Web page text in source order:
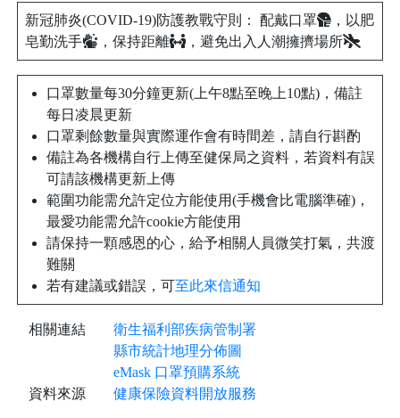
新冠肺炎(COVID-19)防護教戰守則： 配戴口罩
，以肥
皂勤洗手
，保持距離 ，避免出入人潮擁擠場所
口罩數量每30分鐘更新(上午8點至晚上10點)，備註
每日凌晨更新
口罩剩餘數量與實際運作會有時間差，請自行斟酌
備註為各機構自行上傳至健保局之資料，若資料有誤
可請該機構更新上傳
範圍功能需允許定位方能使用(手機會比電腦準確)，
最愛功能需允許cookie方能使用
請保持一顆感恩的心，給予相關人員微笑打氣，共渡
難關
若有建議或錯誤，可至此來信通知
相關連結
衛生福利部疾病管制署
縣市統計地理分佈圖
eMask 口罩預購系統
資料來源
健康保險資料開放服務